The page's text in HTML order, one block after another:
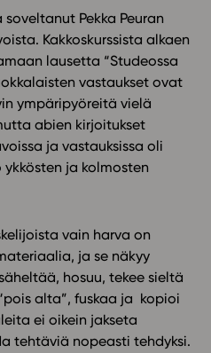
Pekka Peuran
Kakkoskurssista alkaen
lausetta “Studeossa
vastaukset ovat
ympäripyöreitä vielä
abien kirjoitukset
ja vastauksissa oli
ja kolmosten
vain harva on
ja se näkyy
hosuu, tekee sieltä
alta”, fuskaa ja kopioi
ei oikein jakseta
tehtäviä nopeasti tehdyksi.